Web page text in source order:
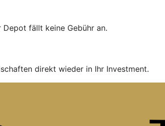
fällt keine Gebühr an.
direkt wieder in Ihr Investment.